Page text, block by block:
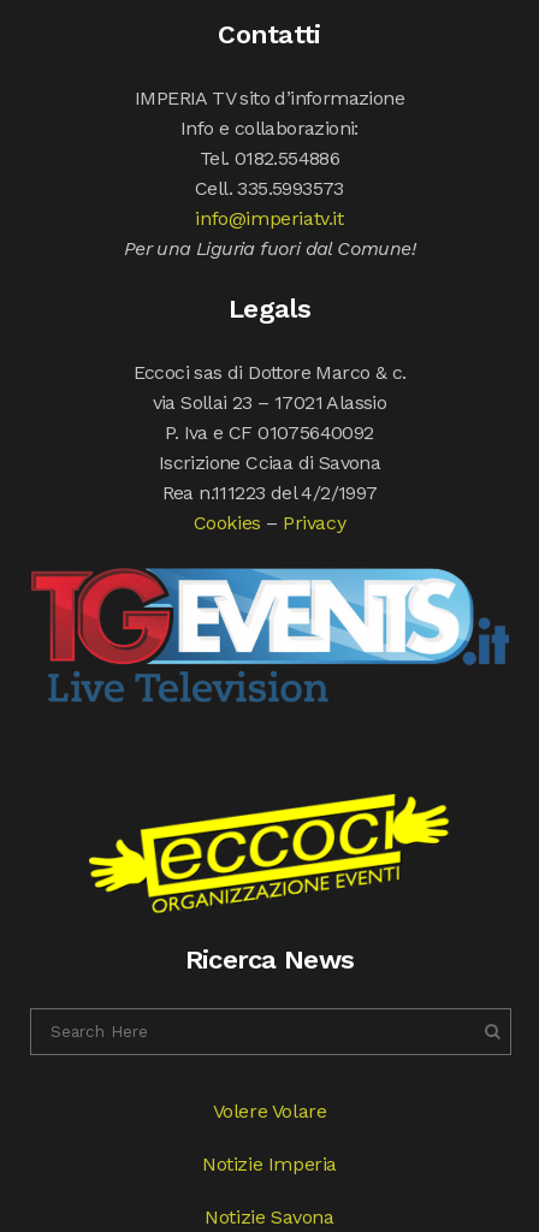
Contatti
IMPERIA TV sito d’informazione
Info e collaborazioni:
Tel. 0182.554886
Cell. 335.5993573
info@imperiatv.it
Per una Liguria fuori dal Comune!
Legals
Eccoci sas di Dottore Marco & c.
via Sollai 23 – 17021 Alassio
P. Iva e CF 01075640092
Iscrizione Cciaa di Savona
Rea n.111223 del 4/2/1997
Cookies – Privacy
Ricerca News
Volere Volare
Notizie Imperia
Notizie Savona